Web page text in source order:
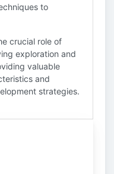
to
crucial role of
exploration and
valuable
and
strategies.